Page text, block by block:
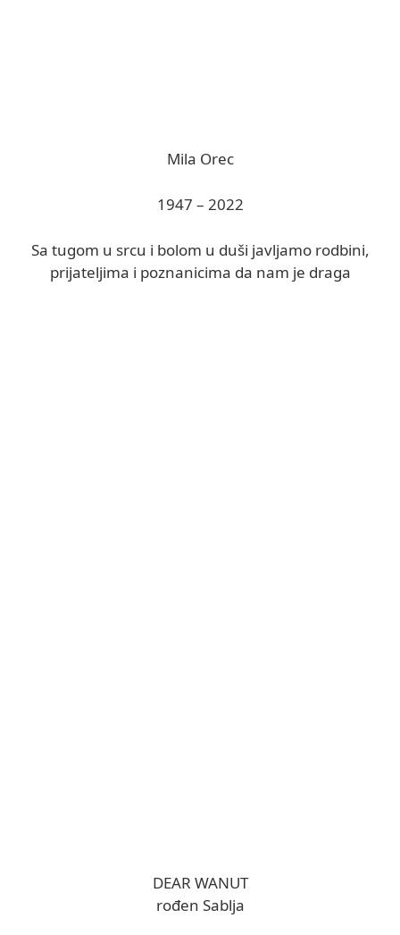
Mila Orec
1947 – 2022
Sa tugom u srcu i bolom u duši javljamo rodbini,
prijateljima i poznanicima da nam je draga
DEAR WANUT
rođen Sablja